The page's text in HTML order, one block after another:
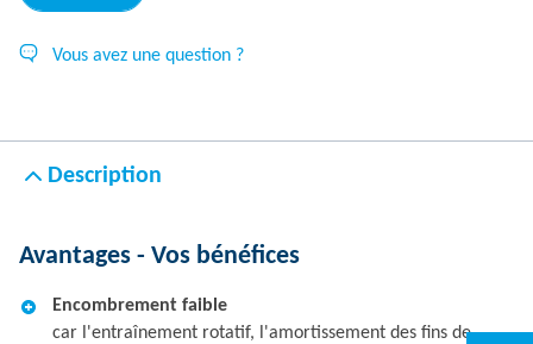
Vous avez une question ?
Description
Avantages - Vos bénéfices
Encombrement faible
car l'entraînement rotatif, l'amortissement des fins de